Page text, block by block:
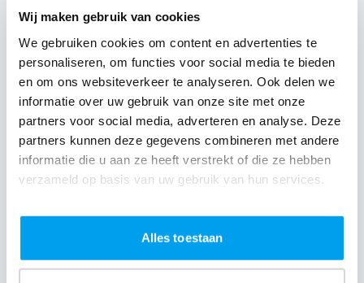
Wij maken gebruik van cookies
We gebruiken cookies om content en advertenties te
personaliseren, om functies voor social media te bieden
en om ons websiteverkeer te analyseren. Ook delen we
informatie over uw gebruik van onze site met onze
partners voor social media, adverteren en analyse. Deze
partners kunnen deze gegevens combineren met andere
informatie die u aan ze heeft verstrekt of die ze hebben
verzameld op basis van uw gebruik van hun services.
Alles toestaan
Wil je contact met BRASA Beemster over alle
mogelijkheden en de prijzen voor het huren
van een zaal voor jouw feest?
Bekijk dan nu alle informatie over hethuren
van een zaal of de gehele locatie bij BRASA
Beemsterin Middenbeemster. Compleet met
foto's, video's en reviews.
9,1 uit 12 ervaringen